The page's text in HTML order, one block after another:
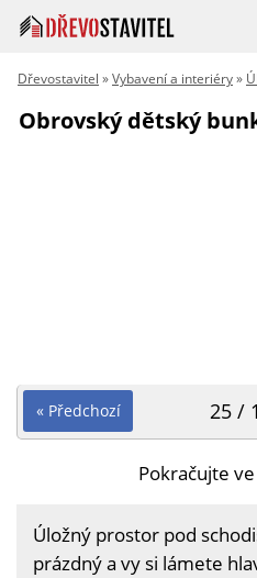
Dřevostavitel »Vybavení a interiéry»
Obrovský dětský
« Předchozí 25 /
Pokračujte
Úložný prostor pod
prázdný a vy si lámete